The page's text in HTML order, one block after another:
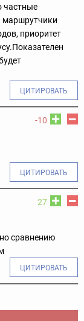
частные
маршрутчики
приоритет
ЦИТИРОВАТЬ
-10
ЦИТИРОВАТЬ
27
сравнению
ЦИТИРОВАТЬ